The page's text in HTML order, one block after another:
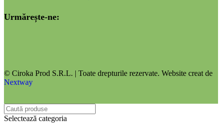
Urmărește-ne:
© Ciroka Prod S.R.L. | Toate drepturile rezervate. Website creat de
Nextway
Selectează categoria